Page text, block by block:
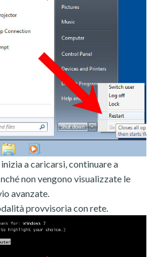
a caricarsi, continuare a
non vengono visualizzate le
avanzate.
provvisoria con rete.